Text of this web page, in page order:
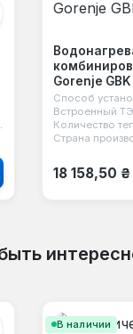
Gorenje GBK
Способ
Встроенный
Страна
Обычная
18 158,50 ₴
В наличии